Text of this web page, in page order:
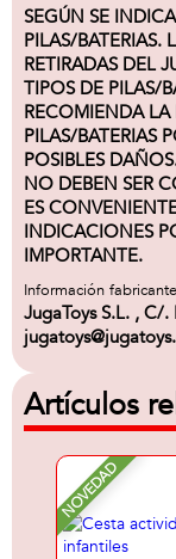
SEGÚN SE
PILAS/BATERIAS.
RETIRADAS DEL
TIPOS DE PILAS/
RECOMIENDA
PILAS/BATERIAS
POSIBLES
NO DEBEN SER
ES
INDICACIONES
IMPORTANTE.
Información fabricante
JugaToys S.L. , C/
Artículos
NOVEDAD